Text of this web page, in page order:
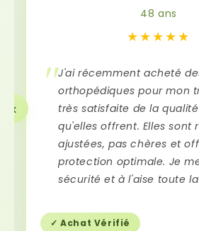
48 ans
★★★★★
J'ai récemment acheté
orthopédiques pour mon
très satisfaite de la
qu'elles offrent. Elles sont
ajustées, pas chères et
protection optimale. Je
sécurité et à l'aise toute
✓ Achat Vérifié
‹